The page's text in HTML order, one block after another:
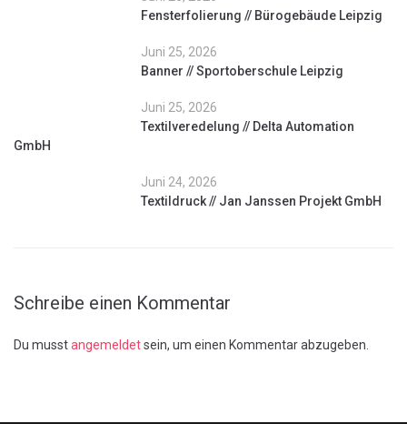
Fensterfolierung // Bürogebäude Leipzig
Juni 25, 2026
Banner // Sportoberschule Leipzig
Juni 25, 2026
Textilveredelung // Delta Automation
GmbH
Juni 24, 2026
Textildruck // Jan Janssen Projekt GmbH
Schreibe einen Kommentar
Du musstangemeldetsein, um einen Kommentar abzugeben.